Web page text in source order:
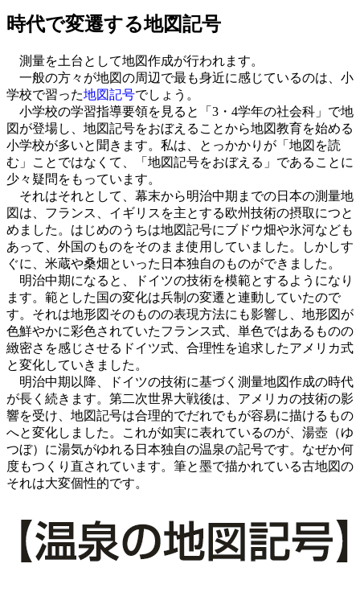
時代で変遷する地図記号
測量を土台として地図作成が行われます。
一般の方々が地図の周辺で最も身近に感じているのは、小
学校で習った地図記号でしょう。
小学校の学習指導要領を見ると「3・4学年の社会科」で地
図が登場し、地図記号をおぼえることから地図教育を始める
小学校が多いと聞きます。私は、とっかかりが「地図を読
む」ことではなくて、「地図記号をおぼえる」であることに
少々疑問をもっています。
それはそれとして、幕末から明治中期までの日本の測量地
図は、フランス、イギリスを主とする欧州技術の摂取につと
めました。はじめのうちは地図記号にブドウ畑や氷河なども
あって、外国のものをそのまま使用していました。しかしす
ぐに、米蔵や桑畑といった日本独自のものができました。
明治中期になると、ドイツの技術を模範とするようになり
ます。範とした国の変化は兵制の変遷と連動していたので
す。それは地形図そのものの表現方法にも影響し、地形図が
色鮮やかに彩色されていたフランス式、単色ではあるものの
緻密さを感じさせるドイツ式、合理性を追求したアメリカ式
と変化していきました。
明治中期以降、ドイツの技術に基づく測量地図作成の時代
が長く続きます。第二次世界大戦後は、アメリカの技術の影
響を受け、地図記号は合理的でだれでもが容易に描けるもの
へと変化しました。これが如実に表れているのが、湯壺（ゆ
つぼ）に湯気がゆれる日本独自の温泉の記号です。なぜか何
度もつくり直されています。筆と墨で描かれている古地図の
それは大変個性的です。